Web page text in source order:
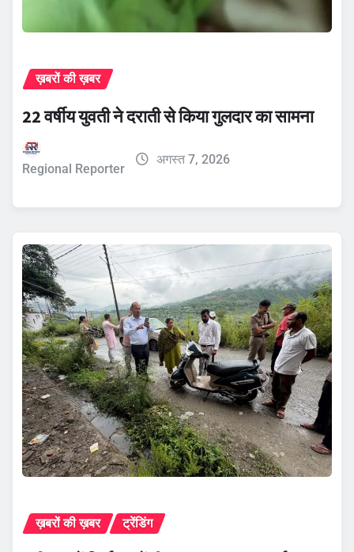
ख़बरों की ख़बर
22 वर्षीय युवती ने दराती से किया गुलदार का सामना
Regional Reporter
अगस्त 7, 2026
ख़बरों की ख़बर ट्रेंडिंग